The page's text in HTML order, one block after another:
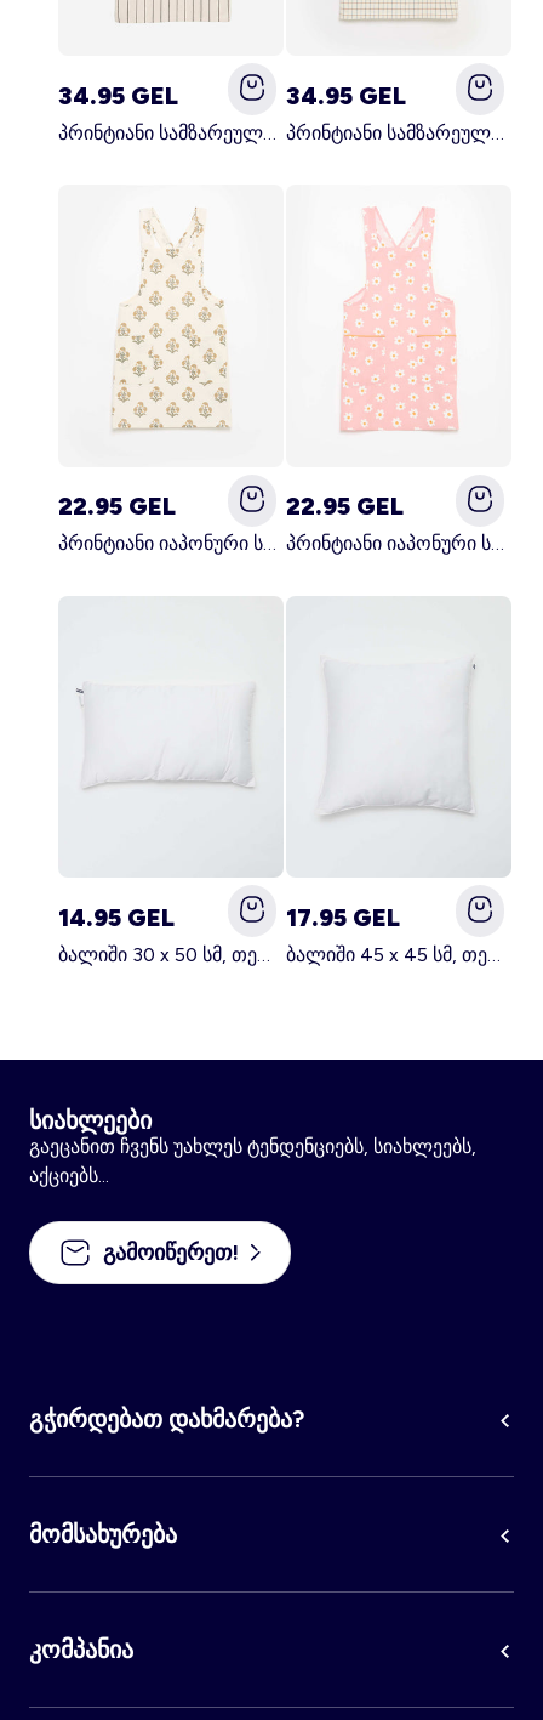
34.95 GEL
პრინტიანი სამზარეულოს წინსაფარი შავი
34.95 GEL
პრინტიანი სამზარეულოს წინსაფარი კრემისფერი
22.95 GEL
პრინტიანი იაპონური სამზარეულოს წინსაფარი მწვანე
22.95 GEL
პრინტიანი იაპონური სამზარეულოს წინსაფარი ვარდისფერი
14.95 GEL
ბალიში 30 x 50 სმ, თეთრი
17.95 GEL
ბალიში 45 x 45 სმ, თეთრი
სიახლეები
გაეცანით ჩვენს უახლეს ტენდენციებს, სიახლეებს,
აქციებს...
გამოიწერეთ!
გჭირდებათ დახმარება?
მომსახურება
კომპანია